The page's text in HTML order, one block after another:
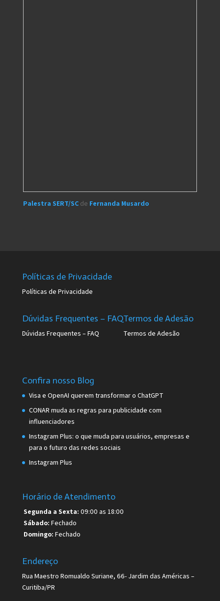
Palestra SERT/SC de Fernanda Musardo
Políticas de Privacidade
Políticas de Privacidade
Dúvidas Frequentes – FAQ
Dúvidas Frequentes – FAQ
Termos de Adesão
Termos de Adesão
Confira nosso Blog
Visa e OpenAI querem transformar o ChatGPT
CONAR muda as regras para publicidade com
influenciadores
Instagram Plus: o que muda para usuários, empresas e
para o futuro das redes sociais
Instagram Plus
Horário de Atendimento
Segunda a Sexta: 09:00 as 18:00
Sábado: Fechado
Domingo: Fechado
Endereço
Rua Maestro Romualdo Suriane, 66- Jardim das Américas –
Curitiba/PR